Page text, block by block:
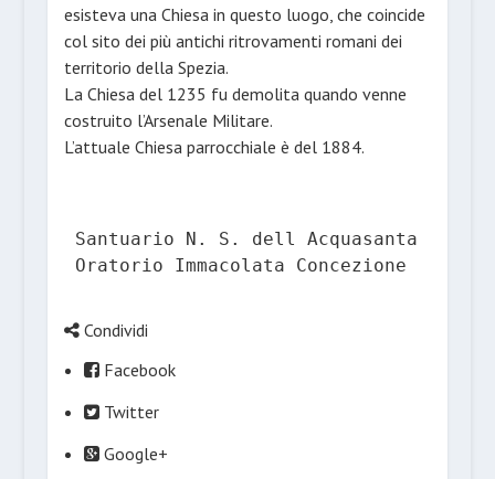
esisteva una Chiesa in questo luogo, che coincide
col sito dei più antichi ritrovamenti romani dei
territorio della Spezia.
La Chiesa del 1235 fu demolita quando venne
costruito l’Arsenale Militare.
L’attuale Chiesa parrocchiale è del 1884.
Santuario N. S. dell Acquasanta
Oratorio Immacolata Concezione
Condividi
Facebook
Twitter
Google+